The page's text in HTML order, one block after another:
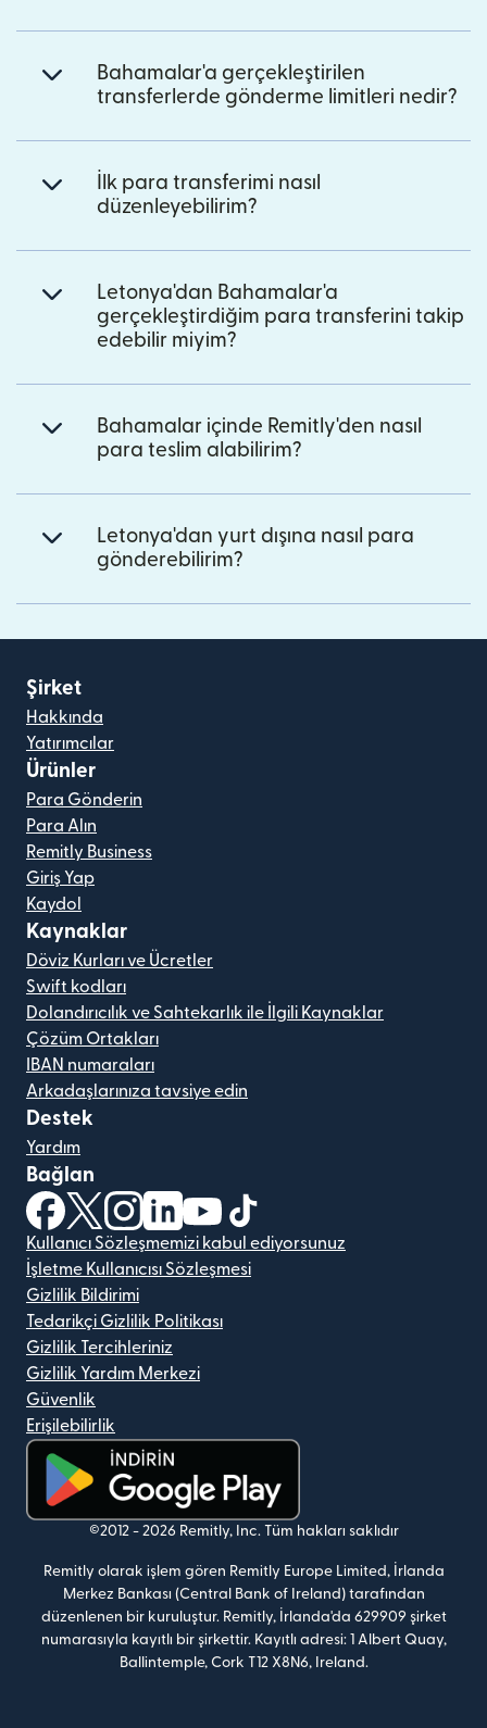
Bahamalar'a gerçekleştirilen
transferlerde gönderme limitleri nedir?
İlk para transferimi nasıl
düzenleyebilirim?
Letonya'dan Bahamalar'a
gerçekleştirdiğim para transferini takip
edebilir miyim?
Bahamalar içinde Remitly'den nasıl
para teslim alabilirim?
Letonya'dan yurt dışına nasıl para
gönderebilirim?
Şirket
Hakkında
Yatırımcılar
Ürünler
Para Gönderin
Para Alın
Remitly Business
Giriş Yap
Kaydol
Kaynaklar
Döviz Kurları ve Ücretler
Swift kodları
Dolandırıcılık ve Sahtekarlık ile İlgili Kaynaklar
Çözüm Ortakları
IBAN numaraları
Arkadaşlarınıza tavsiye edin
Destek
Yardım
Bağlan
(yeni pencerede açılır)
(yeni pencerede açılır)
(yeni pencerede açılır)
(yeni pencerede açılır)
(yeni pencerede açılır)
Kullanıcı Sözleşmemizi kabul ediyorsunuz
İşletme Kullanıcısı Sözleşmesi
Gizlilik Bildirimi
Tedarikçi Gizlilik Politikası
Gizlilik Tercihleriniz
Gizlilik Yardım Merkezi
Güvenlik
Erişilebilirlik
(yeni pencerede açılır)
©2012 - 2026 Remitly, Inc. Tüm hakları saklıdır
Remitly olarak işlem gören Remitly Europe Limited, İrlanda
Merkez Bankası (Central Bank of Ireland) tarafından
düzenlenen bir kuruluştur. Remitly, İrlanda'da 629909 şirket
numarasıyla kayıtlı bir şirkettir. Kayıtlı adresi: 1 Albert Quay,
Ballintemple, Cork T12 X8N6, Ireland.